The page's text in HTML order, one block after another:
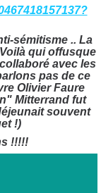
sémitisme .. La
qui offusque
avec les
pas de ce
Olivier Faure
Mitterrand fut
souvent
!)
!!!!!